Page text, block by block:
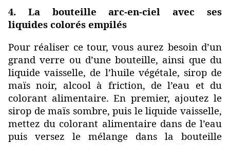
4. La bouteille arc-en-ciel avec ses
liquides colorés empilés
Pour réaliser ce tour, vous aurez besoin d’un
grand verre ou d’une bouteille, ainsi que du
liquide vaisselle, de l’huile végétale, sirop de
maïs noir, alcool à friction, de l’eau et du
colorant alimentaire. En premier, ajoutez le
sirop de maïs sombre, puis le liquide vaisselle,
mettez du colorant alimentaire dans de l’eau
puis versez le mélange dans la bouteille